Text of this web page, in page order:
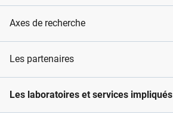
Axes de recherche
Les partenaires
Les laboratoires et services impliqués